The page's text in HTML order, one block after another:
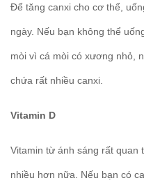
Để tăng canxi cho cơ thể,
ngày. Nếu bạn không thể
mòi vì cá mòi có xương nhỏ,
chứa rất nhiều canxi.
Vitamin D
Vitamin từ ánh sáng rất quan
nhiều hơn nữa. Nếu bạn có